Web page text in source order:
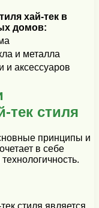
хай-тек в
домов:
и металла
и аксессуаров
тек стиля
принципы и
в себе